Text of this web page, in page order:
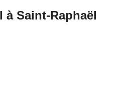
Saint-Raphaël